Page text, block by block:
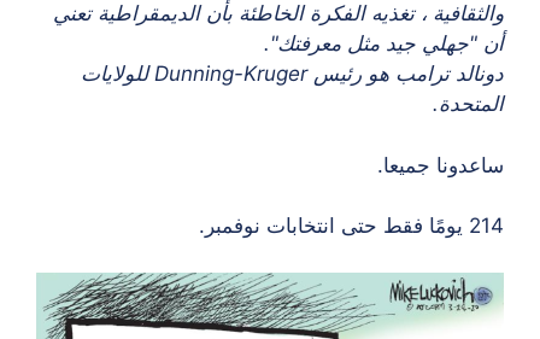
والثقافية ، تغذيه الفكرة الخاطئة بأن الديمقراطية تعني
أن "جهلي جيد مثل معرفتك".
دونالد ترامب هو رئيس Dunning-Kruger للولايات
المتحدة.
ساعدونا جميعا.
214 يومًا فقط حتى انتخابات نوفمبر.